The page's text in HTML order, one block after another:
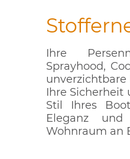
Ihre
Sprayhood,
Ihre Sicherheit
Stil Ihres
Eleganz
Wohnraum an